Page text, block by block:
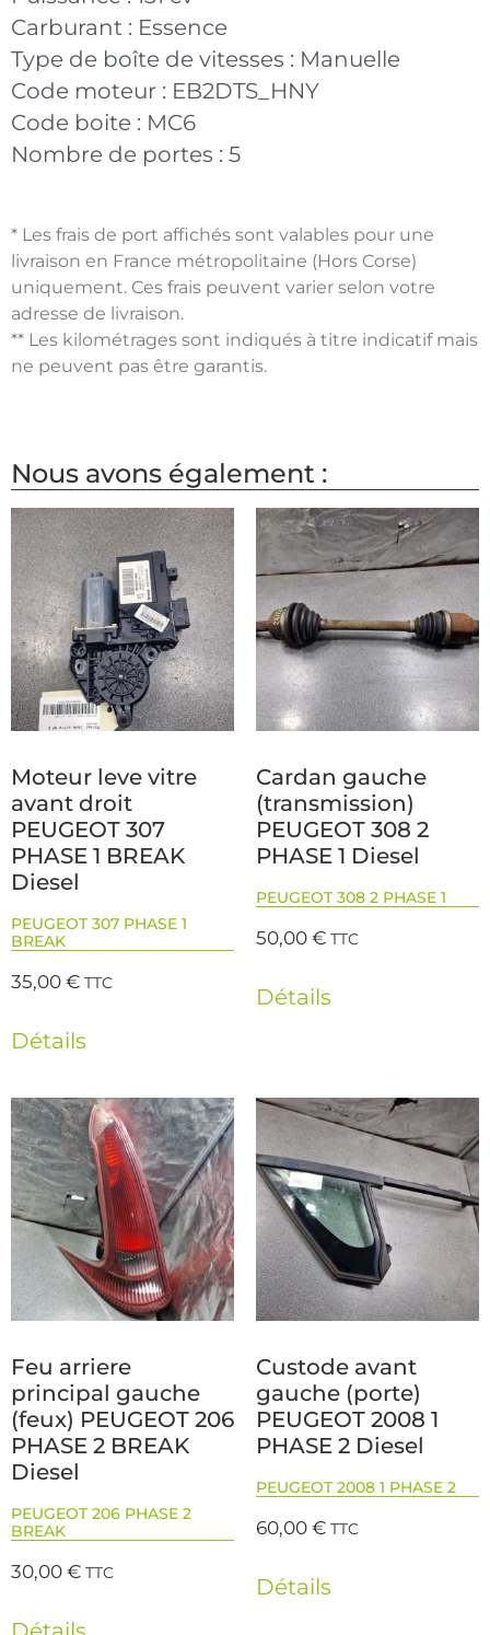
Carburant : Essence
Type de boîte de vitesses : Manuelle
Code moteur : EB2DTS_HNY
Code boite : MC6
Nombre de portes : 5
* Les frais de port affichés sont valables pour une
livraison en France métropolitaine (Hors Corse)
uniquement. Ces frais peuvent varier selon votre
adresse de livraison.
** Les kilométrages sont indiqués à titre indicatif mais
ne peuvent pas être garantis.
Nous avons également :
Moteur leve vitre
avant droit
PEUGEOT 307
PHASE 1 BREAK
Diesel
PEUGEOT 307 PHASE 1
BREAK
35,00€ TTC
Détails
Cardan gauche
(transmission)
PEUGEOT 308 2
PHASE 1 Diesel
PEUGEOT 308 2 PHASE 1
50,00€ TTC
Détails
Feu arriere
principal gauche
(feux) PEUGEOT 206
PHASE 2 BREAK
Diesel
PEUGEOT 206 PHASE 2
BREAK
30,00€ TTC
Custode avant
gauche (porte)
PEUGEOT 2008 1
PHASE 2 Diesel
PEUGEOT 2008 1 PHASE 2
60,00€ TTC
Détails